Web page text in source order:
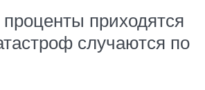
приходятся
случаются по